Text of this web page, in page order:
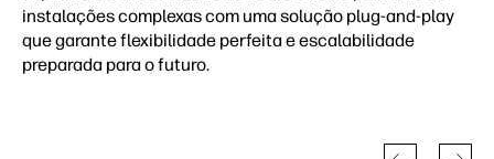
Produtos relacionados
instalações complexas com uma solução plug-and-play
que garante flexibilidade perfeita e escalabilidade
preparada para o futuro.